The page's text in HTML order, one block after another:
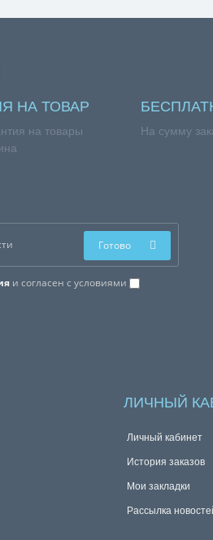
НА ТОВАР
на товары
На сумму
и согласен с условиями
Готово
ЛИЧНЫЙ
Личный кабинет
История заказов
Мои закладки
Рассылка